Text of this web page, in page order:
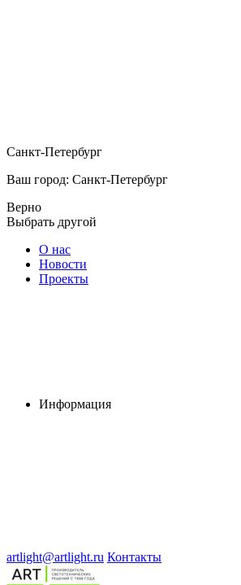
Санкт-Петербург
Ваш город: Санкт-Петербург
Верно
Выбрать другой
О нас
Новости
Проекты
Информация
artlight@artlight.ru Контакты